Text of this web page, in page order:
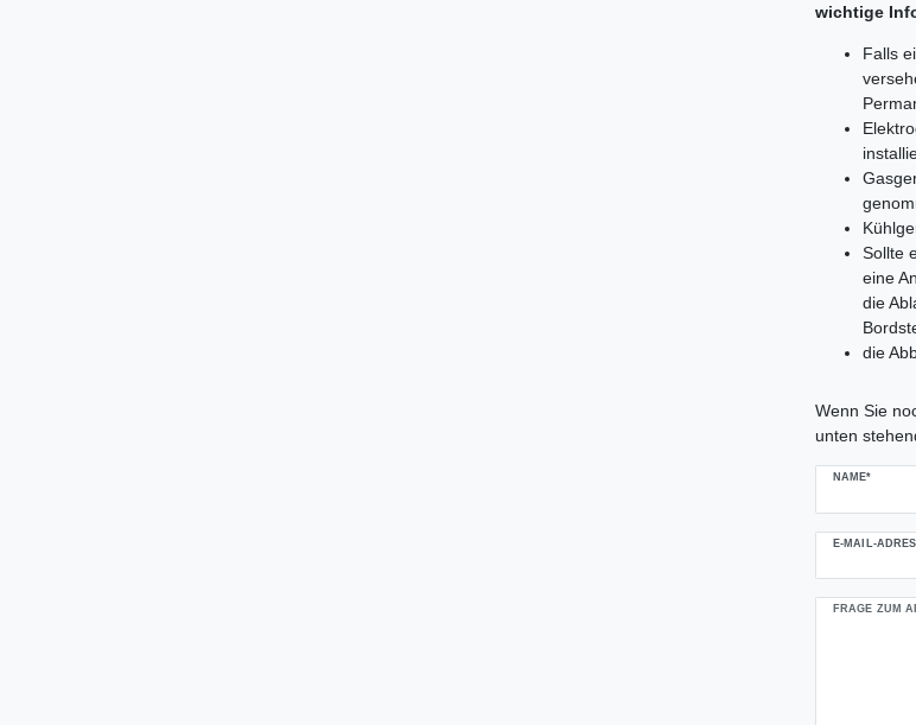
wichtige
Falls
Sollte
eine
die
die
Wenn Sie
unten
NAME*
E-MAIL-
FRAGE ZUM